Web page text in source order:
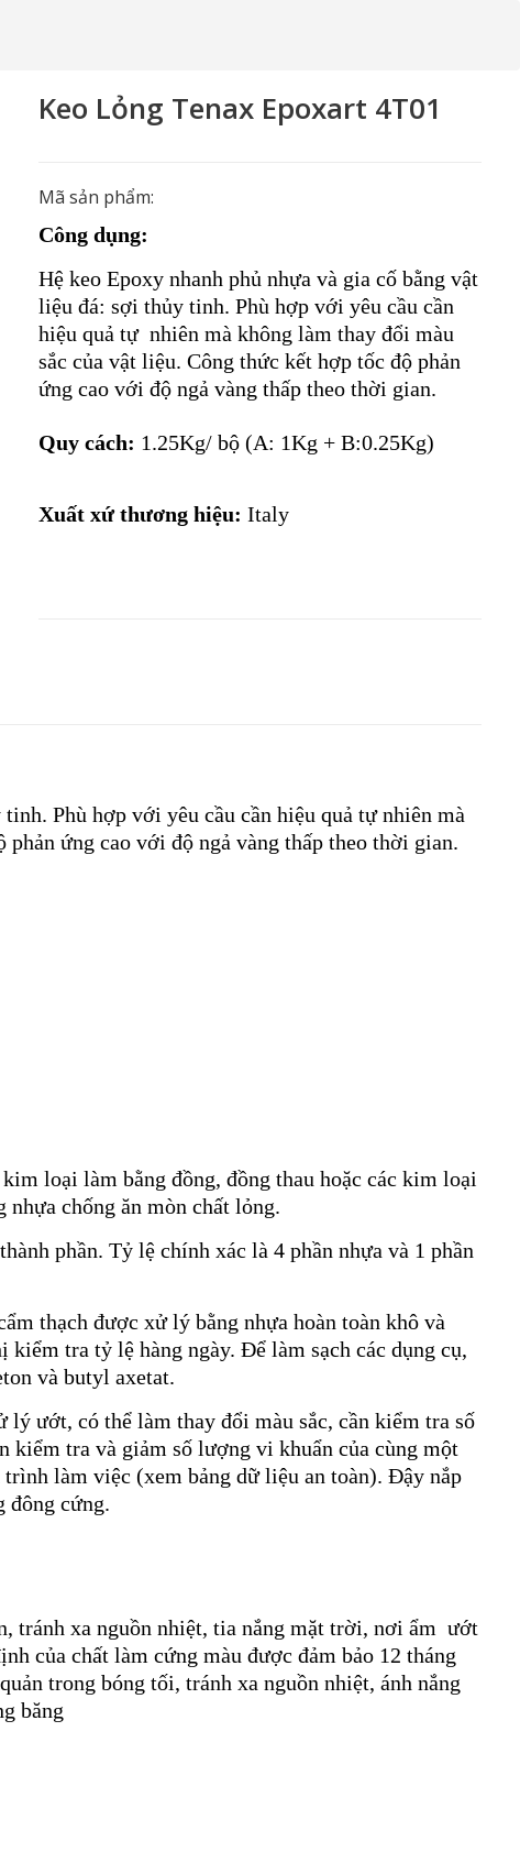
Keo Lỏng Tenax Epoxart 4T01
Mã sản phẩm:
Công dụng:
Hệ keo Epoxy nhanh phủ nhựa và gia cố bằng vật
liệu đá: sợi thủy tinh. Phù hợp với yêu cầu cần
hiệu quả tự nhiên mà không làm thay đổi màu
sắc của vật liệu. Công thức kết hợp tốc độ phản
ứng cao với độ ngả vàng thấp theo thời gian.
Quy cách: 1.25Kg/ bộ (A: 1Kg + B:0.25Kg)
Xuất xứ thương hiệu: Italy
Phù hợp với yêu cầu cần hiệu quả tự nhiên mà
ứng cao với độ ngả vàng thấp theo thời gian.
loại làm bằng đồng, đồng thau hoặc các kim loại
chống ăn mòn chất lỏng.
phần. Tỷ lệ chính xác là 4 phần nhựa và 1 phần
thạch được xử lý bằng nhựa hoàn toàn khô và
tra tỷ lệ hàng ngày. Để làm sạch các dụng cụ,
và butyl axetat.
ướt, có thể làm thay đổi màu sắc, cần kiểm tra số
kiểm tra và giảm số lượng vi khuẩn của cùng một
làm việc (xem bảng dữ liệu an toàn). Đậy nắp
đông cứng.
tránh xa nguồn nhiệt, tia nắng mặt trời, nơi ẩm ướt
của chất làm cứng màu được đảm bảo 12 tháng
trong bóng tối, tránh xa nguồn nhiệt, ánh nắng
băng